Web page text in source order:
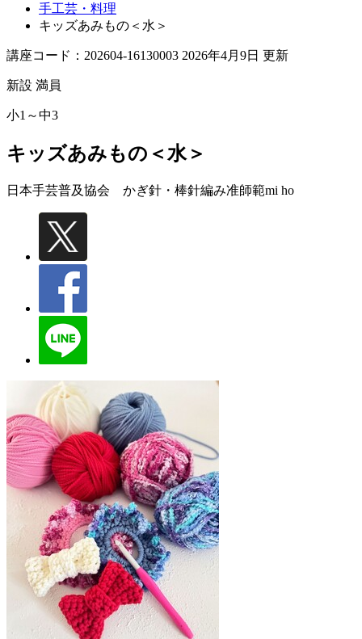
手工芸・料理
キッズあみもの＜水＞
講座コード：202604-16130003 2026年4月9日 更新
新設 満員
小1～中3
キッズあみもの＜水＞
日本手芸普及協会 かぎ針・棒針編み准師範mi ho